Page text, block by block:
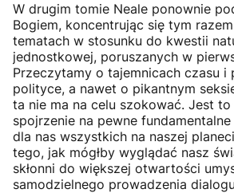
W drugim tomie Neale ponownie
Bogiem, koncentrując się tym
tematach w stosunku do kwestii
jednostkowej, poruszanych w
Przeczytamy o tajemnicach czasu i
polityce, a nawet o pikantnym
ta nie ma na celu szokować. Jest
spojrzenie na pewne
dla nas wszystkich na naszej
tego, jak mógłby wyglądać nasz
skłonni do większej otwartości
samodzielnego prowadzenia